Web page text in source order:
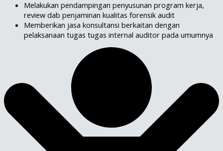
Melakukan pendampingan penyusunan program kerja,
review dab penjaminan kualitas forensik audit
Memberikan jasa konsultansi berkaitan dengan
pelaksanaan tugas tugas internal auditor pada umumnya